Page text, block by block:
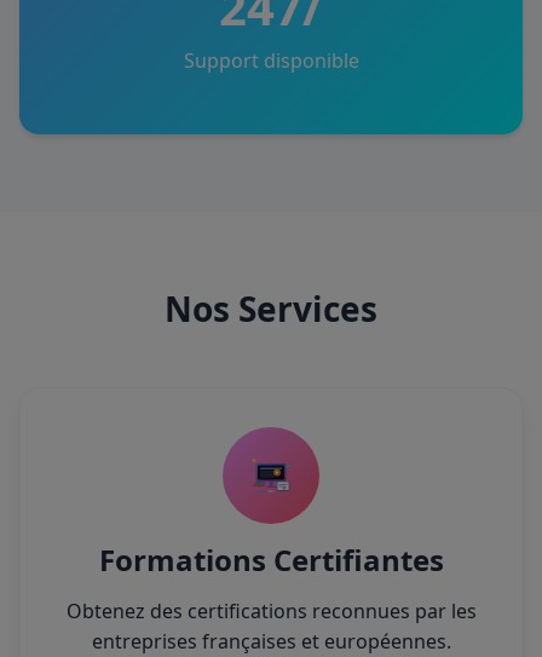
Support disponible
Nos Services
Formations Certifiantes
Obtenez des certifications reconnues par les
entreprises françaises et européennes.